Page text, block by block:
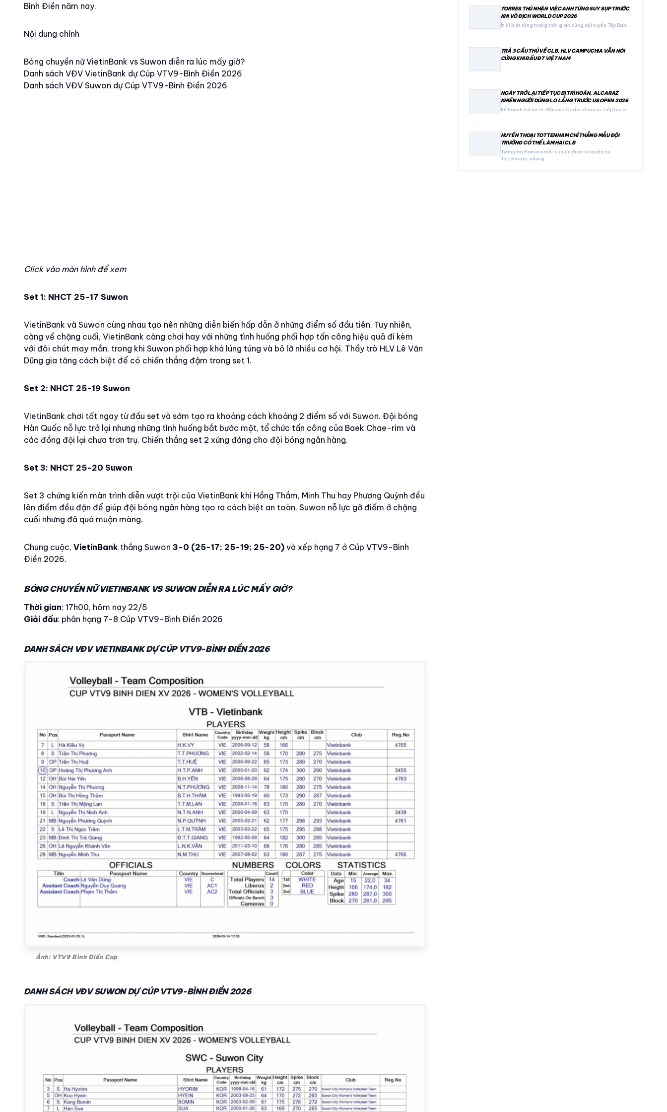
Bình Điền năm nay.
Nội dung chính
Bóng chuyền nữ VietinBank vs Suwon diễn ra lúc mấy giờ?
Danh sách VĐV VietinBank dự Cúp VTV9-Bình Điền 2026
Danh sách VĐV Suwon dự Cúp VTV9-Bình Điền 2026
Click vào màn hình để xem
Set 1: NHCT 25-17 Suwon
VietinBank và Suwon cùng nhau tạo nên những diễn biến hấp dẫn ở những điểm số đầu tiên. Tuy nhiên,
càng về chặng cuối, VietinBank càng chơi hay với những tình huống phối hợp tấn công hiệu quả đi kèm
với đôi chút may mắn, trong khi Suwon phối hợp khá lúng túng và bỏ lỡ nhiều cơ hội. Thầy trò HLV Lê Văn
Dũng gia tăng cách biệt để có chiến thắng đậm trong set 1.
Set 2: NHCT 25-19 Suwon
VietinBank chơi tốt ngay từ đầu set và sớm tạo ra khoảng cách khoảng 2 điểm số với Suwon. Đội bóng
Hàn Quốc nỗ lực trở lại nhưng những tình huống bắt bước một, tổ chức tấn công của Baek Chae-rim và
các đồng đội lại chưa trơn trụ. Chiến thắng set 2 xứng đáng cho đội bóng ngân hàng.
Set 3: NHCT 25-20 Suwon
Set 3 chứng kiến màn trình diễn vượt trội của VietinBank khi Hồng Thắm, Minh Thu hay Phương Quỳnh đều
lên điểm đều đặn để giúp đội bóng ngân hàng tạo ra cách biệt an toàn. Suwon nỗ lực gỡ điểm ở chặng
cuối nhưng đã quá muộn màng.
Chung cuộc, VietinBank thắng Suwon 3-0 (25-17; 25-19; 25-20) và xếp hạng 7 ở Cúp VTV9-Bình
Điền 2026.
BÓNG CHUYỀN NỮ VIETINBANK VS SUWON DIỄN RA LÚC MẤY GIỜ?
Thời gian: 17h00, hôm nay 22/5
Giải đấu: phân hạng 7-8 Cúp VTV9-Bình Điền 2026
DANH SÁCH VĐV VIETINBANK DỰ CÚP VTV9-BÌNH ĐIỀN 2026
Ảnh: VTV9 Bình Điền Cup
DANH SÁCH VĐV SUWON DỰ CÚP VTV9-BÌNH ĐIỀN 2026
TORRES THÚ NHẬN VIỆC ANH TỪNG SUY SỤP TRƯỚC
KHI VÔ ĐỊCH WORLD CUP 2026
Ít ai biết rằng trong thời gian cùng đội tuyển Tây Ban…
TRẢ 3 CẦU THỦ VỀ CLB, HLV CAMPUCHIA VẪN NÓI
CỨNG KHI ĐẤU ĐT VIỆT NAM
NGÀY TRỞ LẠI TIẾP TỤC BỊ TRÌ HOÃN, ALCARAZ
KHIẾN NGƯỜI DÙNG LO LẮNG TRƯỚC US OPEN 2026
Kế hoạch trở lại thi đấu của Carlos Alcaraz tiếp tục bị…
HUYỀN THOẠI TOTTENHAM CHỈ THẲNG MẪU ĐỘI
TRƯỞNG CÓ THỂ LÀM HẠI CLB
Tương lai Romero mở ra cuộc đua thủ quân tại
Tottenham, nhưng…